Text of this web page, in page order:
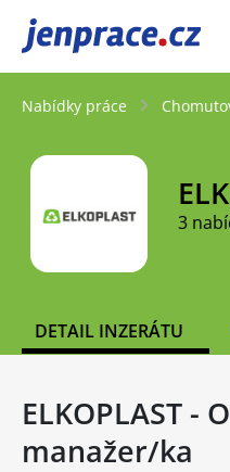
JenPráce.cz
Nabídky práce
3
DETAIL INZERÁTU
ELKOPLAST -
manažer/ka